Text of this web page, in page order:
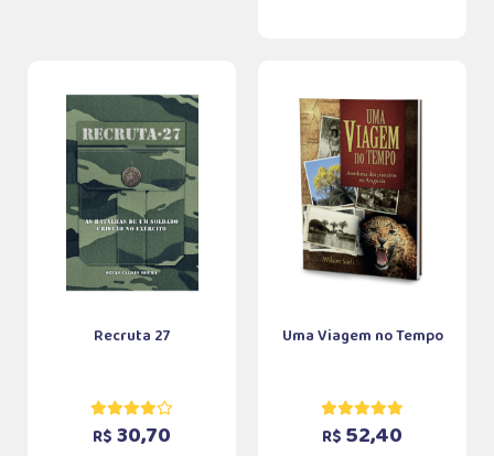
Recruta 27
R$ 30,70
Uma Viagem no Tempo
R$ 52,40